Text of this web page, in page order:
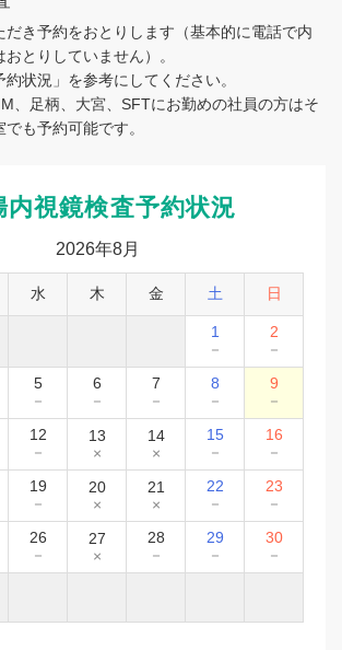
だき予約をおとりします（基本的に電話で内
とりしていません）。
約状況」を参考にしてください。
、足柄、大宮、SFTにお勤めの社員の方はそ
も予約可能です。
内視鏡検査予約状況
2026年8月
水 木 金 土 日
1
－
2
－
5
－
6
－
7
－
8
－
9
－
12
－
13
×
14
×
15
－
16
－
19
－
20
×
21
×
22
－
23
－
26
－
27
×
28
－
29
－
30
－